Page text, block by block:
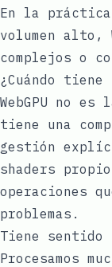
En la
volumen alto,
complejos o
¿Cuándo tiene
WebGPU no
tiene una
gestión
shaders
operaciones
problemas.
Tiene sentido
Procesamos